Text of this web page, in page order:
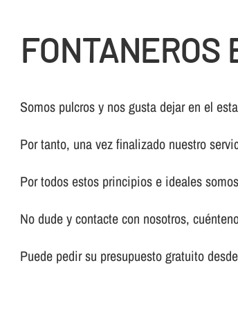
FONTANEROS
Somos pulcros y nos gusta dejar en el
Por tanto, una vez finalizado nuestro
Por todos estos principios e ideales
No dude y contacte con nosotros,
Puede pedir su presupuesto gratuito